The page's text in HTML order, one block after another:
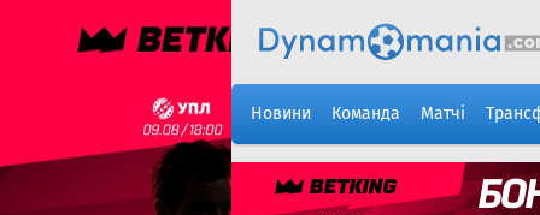
Новини Команда Матчі